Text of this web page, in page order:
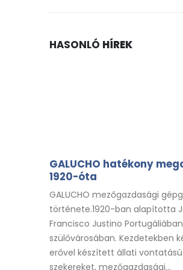
HASONLÓ HÍREK
GALUCHO hatékony
1920-óta
GALUCHO mezőgazdasági
története.1920-ban alapította
Francisco Justino
szülővárosában. Kezdetekben
erővel készített állati
szekereket, mezőgazdasági...